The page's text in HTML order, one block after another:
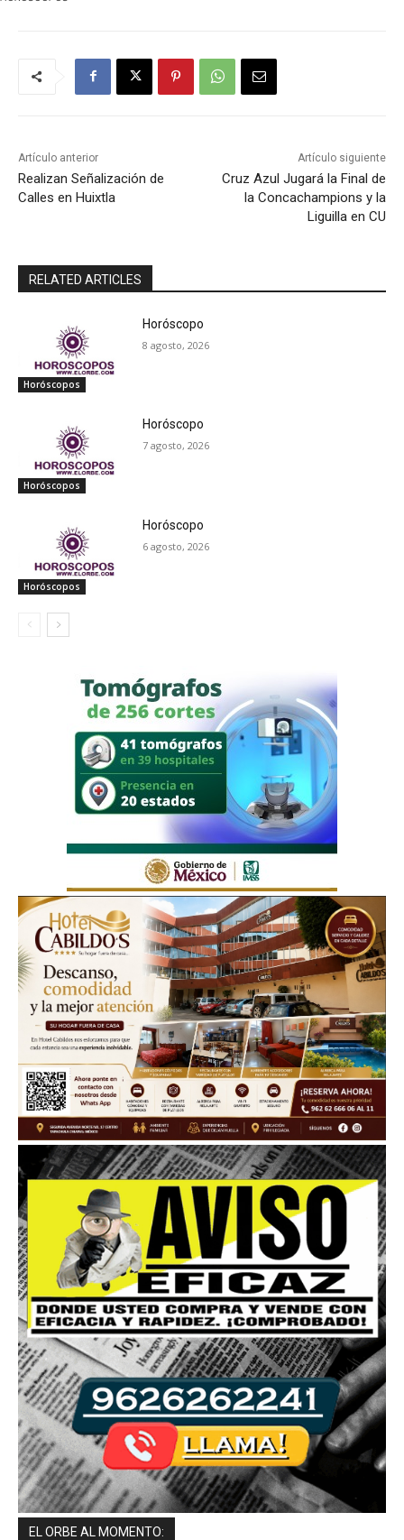
Artículo anterior
Realizan Señalización de
Calles en Huixtla
Artículo siguiente
Cruz Azul Jugará la Final de
la Concachampions y la
Liguilla en CU
RELATED ARTICLES
Horóscopos
Horóscopo
8 agosto, 2026
Horóscopos
Horóscopo
7 agosto, 2026
Horóscopos
Horóscopo
6 agosto, 2026
EL ORBE AL MOMENTO: